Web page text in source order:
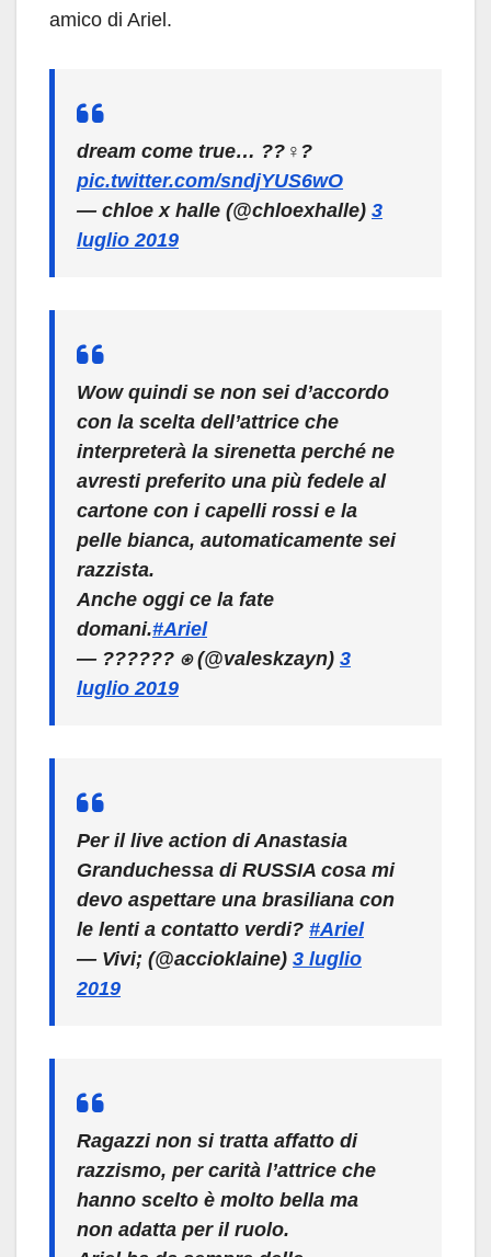
amico di Ariel.
dream come true… ??‍♀️?
pic.twitter.com/sndjYUS6wO
— chloe x halle (@chloexhalle) 3
luglio 2019
Wow quindi se non sei d’accordo
con la scelta dell’attrice che
interpreterà la sirenetta perché ne
avresti preferito una più fedele al
cartone con i capelli rossi e la
pelle bianca, automaticamente sei
razzista.
Anche oggi ce la fate
domani.#Ariel
— ?????? ⍟ (@valeskzayn) 3
luglio 2019
Per il live action di Anastasia
Granduchessa di RUSSIA cosa mi
devo aspettare una brasiliana con
le lenti a contatto verdi? #Ariel
— Vivi; (@accioklaine) 3 luglio
2019
Ragazzi non si tratta affatto di
razzismo, per carità l’attrice che
hanno scelto è molto bella ma
non adatta per il ruolo.